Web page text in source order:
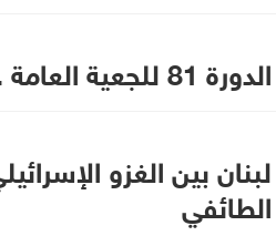
الدورة 81 للجعية العامة .. امام مرحلة فاصلة ؟
لبنان بين الغزو
الطائفي